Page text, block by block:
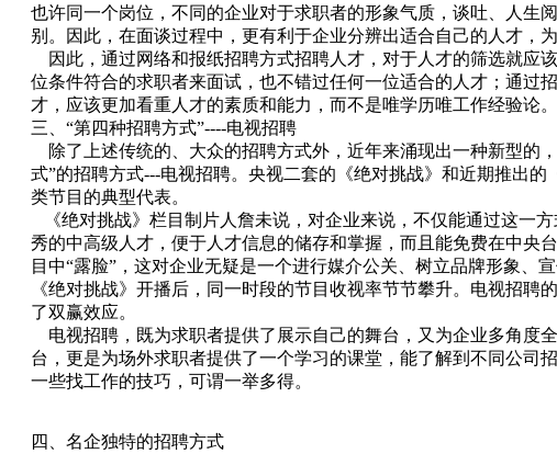
也许同一个岗位，不同的企业对于求职者的形象气质，谈吐、人生
别。因此，在面谈过程中，更有利于企业分辨出适合自己的人才，为
因此，通过网络和报纸招聘方式招聘人才，对于人才的筛选就应
位条件符合的求职者来面试，也不错过任何一位适合的人才；通过
才，应该更加看重人才的素质和能力，而不是唯学历唯工作经验论。
三、“第四种招聘方式”----电视招聘
除了上述传统的、大众的招聘方式外，近年来涌现出一种新型的
式”的招聘方式---电视招聘。央视二套的《绝对挑战》和近期推出的
类节目的典型代表。
《绝对挑战》栏目制片人詹未说，对企业来说，不仅能通过这一
秀的中高级人才，便于人才信息的储存和掌握，而且能免费在中央
目中“露脸”，这对企业无疑是一个进行媒介公关、树立品牌形象、
《绝对挑战》开播后，同一时段的节目收视率节节攀升。电视招聘
了双赢效应。
电视招聘，既为求职者提供了展示自己的舞台，又为企业多角度
台，更是为场外求职者提供了一个学习的课堂，能了解到不同公司
一些找工作的技巧，可谓一举多得。
四、名企独特的招聘方式